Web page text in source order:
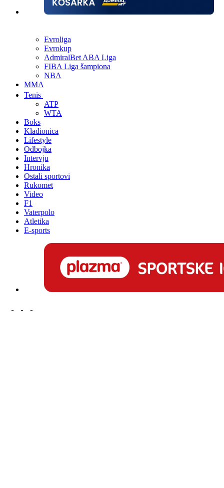
Evroliga
Evrokup
AdmiralBet ABA Liga
FIBA Liga šampiona
NBA
MMA
Tenis
ATP
WTA
Boks
Kladionica
Lifestyle
Odbojka
Intervju
Hronika
Ostali sportovi
Rukomet
Video
F1
Vaterpolo
Atletika
E-sports